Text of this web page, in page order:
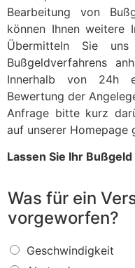
Bearbeitung von
können Ihnen weitere
Übermitteln Sie
Bußgeldverfahrens
Innerhalb von 24h
Bewertung der
Anfrage bitte kurz
auf unserer Homepage
Lassen Sie Ihr
Was für ein
vorgeworfen?
W
a
Geschwindigkeit